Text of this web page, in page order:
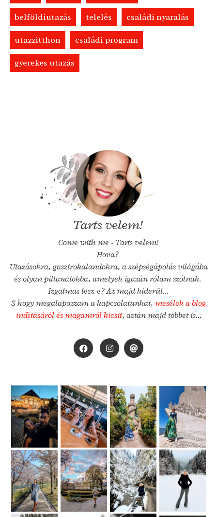
belföldiutazás telelés családi nyaralás
utazzitthon családi program
gyerekes utazás
Tarts velem!
Come with me - Tarts velem!
Hova?
Utazásokra, gasztrokalandokra, a szépségápolás világába
és olyan pillanatokba, amelyek igazán rólam szólnak.
Izgalmas lesz-e? Az majd kiderül...
S hogy megalapozzam a kapcsolatunkat, mesélek a blog
indításáról és magamról kicsit, aztán majd többet is...